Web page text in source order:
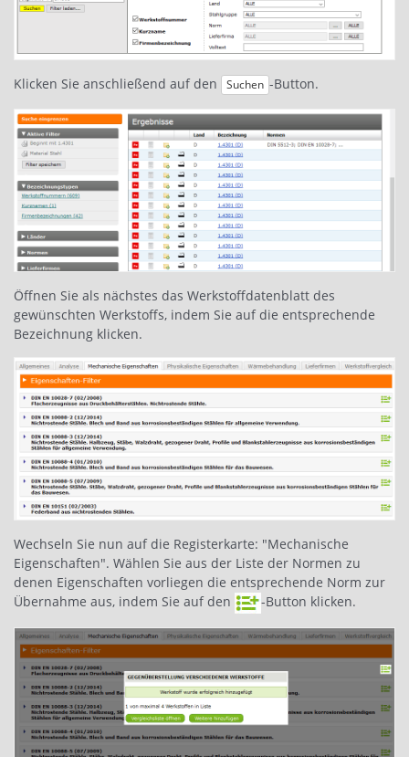
Klicken Sie anschließend auf den Suchen -Button.
Öffnen Sie als nächstes das Werkstoffdatenblatt des
gewünschten Werkstoffs, indem Sie auf die entsprechende
Bezeichnung klicken.
Wechseln Sie nun auf die Registerkarte: "Mechanische
Eigenschaften". Wählen Sie aus der Liste der Normen zu
denen Eigenschaften vorliegen die entsprechende Norm zur
Übernahme aus, indem Sie auf den
-Button klicken.